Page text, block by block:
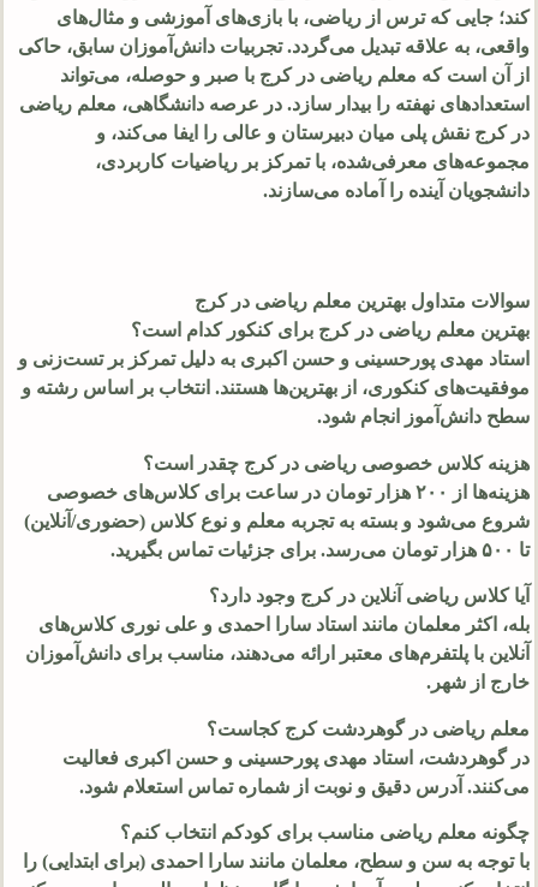
کند؛ جایی که ترس از ریاضی، با بازی‌های آموزشی و مثال‌های
واقعی، به علاقه تبدیل می‌گردد. تجربیات دانش‌آموزان سابق، حاکی
از آن است که معلم ریاضی در کرج با صبر و حوصله، می‌تواند
استعدادهای نهفته را بیدار سازد. در عرصه دانشگاهی، معلم ریاضی
در کرج نقش پلی میان دبیرستان و عالی را ایفا می‌کند، و
مجموعه‌های معرفی‌شده، با تمرکز بر ریاضیات کاربردی،
دانشجویان آینده را آماده می‌سازند.
سوالات متداول بهترین معلم ریاضی در کرج
بهترین معلم ریاضی در کرج برای کنکور کدام است؟
استاد مهدی پورحسینی و حسن اکبری به دلیل تمرکز بر تست‌زنی و
موفقیت‌های کنکوری، از بهترین‌ها هستند. انتخاب بر اساس رشته و
سطح دانش‌آموز انجام شود.
هزینه کلاس خصوصی ریاضی در کرج چقدر است؟
هزینه‌ها از ۲۰۰ هزار تومان در ساعت برای کلاس‌های خصوصی
شروع می‌شود و بسته به تجربه معلم و نوع کلاس (حضوری/آنلاین)
تا ۵۰۰ هزار تومان می‌رسد. برای جزئیات تماس بگیرید.
آیا کلاس ریاضی آنلاین در کرج وجود دارد؟
بله، اکثر معلمان مانند استاد سارا احمدی و علی نوری کلاس‌های
آنلاین با پلتفرم‌های معتبر ارائه می‌دهند، مناسب برای دانش‌آموزان
خارج از شهر.
معلم ریاضی در گوهردشت کرج کجاست؟
در گوهردشت، استاد مهدی پورحسینی و حسن اکبری فعالیت
می‌کنند. آدرس دقیق و نوبت از شماره تماس استعلام شود.
چگونه معلم ریاضی مناسب برای کودکم انتخاب کنم؟
با توجه به سن و سطح، معلمان مانند سارا احمدی (برای ابتدایی) را